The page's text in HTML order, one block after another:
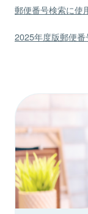
郵便番号検索に使
2025年度版郵便